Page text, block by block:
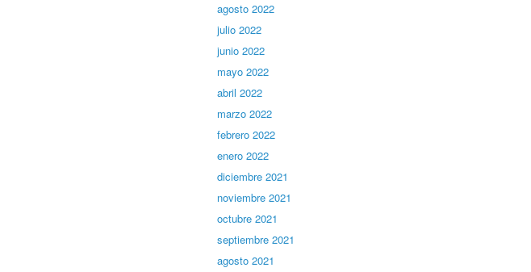
agosto 2022
julio 2022
junio 2022
mayo 2022
abril 2022
marzo 2022
febrero 2022
enero 2022
diciembre 2021
noviembre 2021
octubre 2021
septiembre 2021
agosto 2021